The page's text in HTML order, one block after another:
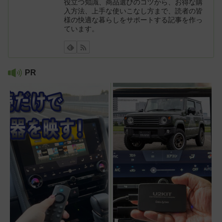
役立つ知識、商品選びのコツから、お得な購
入方法、上手な使いこなし方まで、読者の皆
様の快適な暮らしをサポートする記事を作っ
ています。
PR